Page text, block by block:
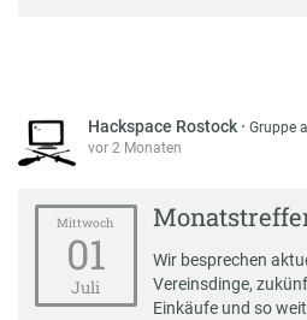
Hackspace Rostock ·Gruppe
vor 2 Monaten
Mittwoch
01
Juli
Wir besprechen
Vereinsdinge,
Einkäufe und so